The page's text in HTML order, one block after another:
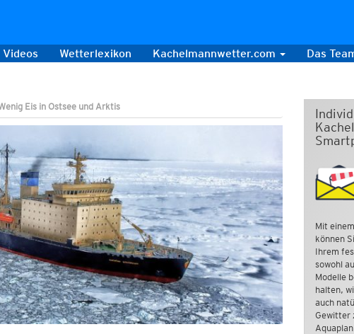
Videos Wetterlexikon Kachelmannwetter.com Das
Eis in Ostsee und Arktis
Mit
können
Ihrem
sowohl
Modelle
halten,
auch
Gewitter